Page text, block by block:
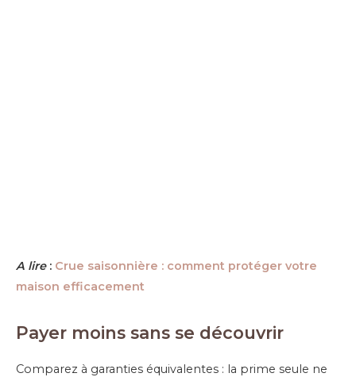
A lire: Crue saisonnière : comment protéger votre
maison efficacement
Payer moins sans se découvrir
Comparez à garanties équivalentes : la prime seule ne